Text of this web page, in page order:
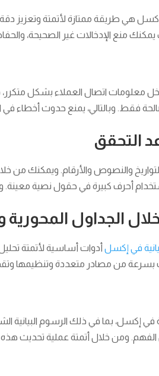
هي طريقة ممتازة لأتمتة وتعزيز دقة
منع الإدخالات غير الصحيحة،
معلومات اتصال العملاء بشكل
فقط. وبالتالي، يمنع حدوث أخطاء
التحقق
والنصوص والأرقام. ويمكنك من
كبيرة في حقول نصية معينة. وهذا
الجداول المحورية
في إكسلأدوات أساسية لأتمتة تحليل
بسرعة من مصادر متعددة وتنظيمها
بما في ذلك الرسوم البيانية
ومن خلال أتمتة عملية تحديث هذه